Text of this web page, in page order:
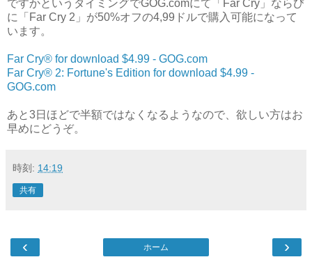
ですかというタイミングでGOG.comにて「Far Cry」ならび
に「Far Cry 2」が50%オフの4,99ドルで購入可能になって
います。
Far Cry® for download $4.99 - GOG.com
Far Cry® 2: Fortune's Edition for download $4.99 -
GOG.com
あと3日ほどで半額ではなくなるようなので、欲しい方はお
早めにどうぞ。
時刻: 14:19
共有
‹ ›
ホーム